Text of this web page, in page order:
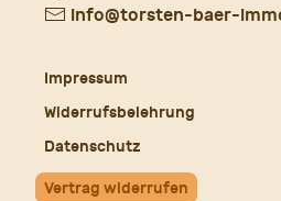
E- info@torsten-baer-
Impressum
Widerrufsbelehrung
Datenschutz
Vertrag widerrufen